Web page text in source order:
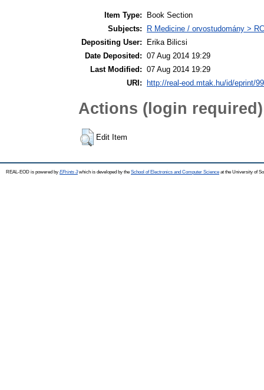
Item Type:
Book Section
Subjects:
R Medicine / orvostudomány >
Depositing User:
Erika Bilicsi
Date Deposited: 07 Aug 2014 19:29
Last Modified: 07 Aug 2014 19:29
URI: http://real-eod.mtak.hu/id/eprint/
Actions (login required)
Edit Item
REAL-EOD is powered by EPrints 3which is developed by the School of Electronics and Computer Science at the University of